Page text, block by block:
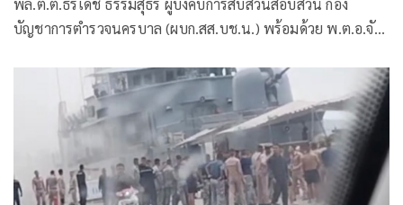
บัญชาการตำรวจนครบาล (ผบก.สส.บช.น.) พร้อมด้วย พ.ต.อ.จัก